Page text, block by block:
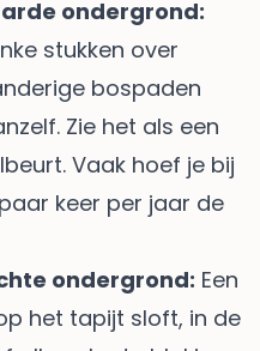
ondergrond:
stukken over
bospaden
Zie het als een
Vaak hoef je bij
keer per jaar de
ondergrond: Een
het tapijt sloft, in de